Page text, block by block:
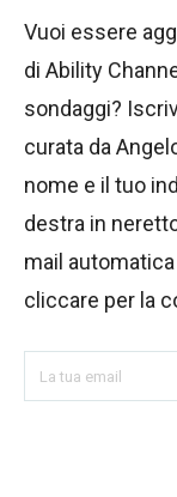
Vuoi essere
di Ability
sondaggi?
curata da
nome e il tuo
destra in
mail
cliccare per la